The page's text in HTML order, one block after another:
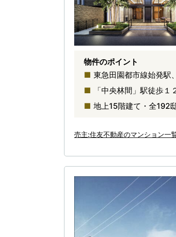
物件のポイント
東急田園都市線始発駅
「中央林間」駅徒歩１
地上15階建て・全192
売主:住友不動産のマンション一